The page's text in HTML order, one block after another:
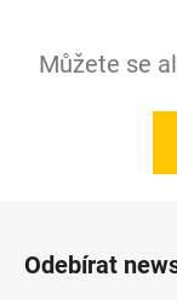
Můžete se
Odebírat